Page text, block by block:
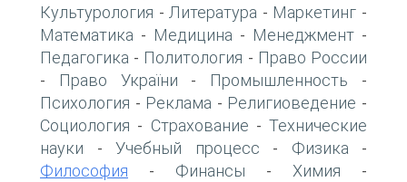
Культурология - Литература - Маркетинг -
Математика - Медицина - Менеджмент -
Педагогика - Политология - Право России
- Право України - Промышленность -
Психология - Реклама - Религиоведение -
Социология - Страхование - Технические
науки - Учебный процесс - Физика -
Философия - Финансы - Химия -